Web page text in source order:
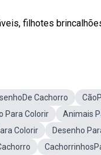
filhotes
Cachorro
Para Colorir
Animais
Colorir
Desenho